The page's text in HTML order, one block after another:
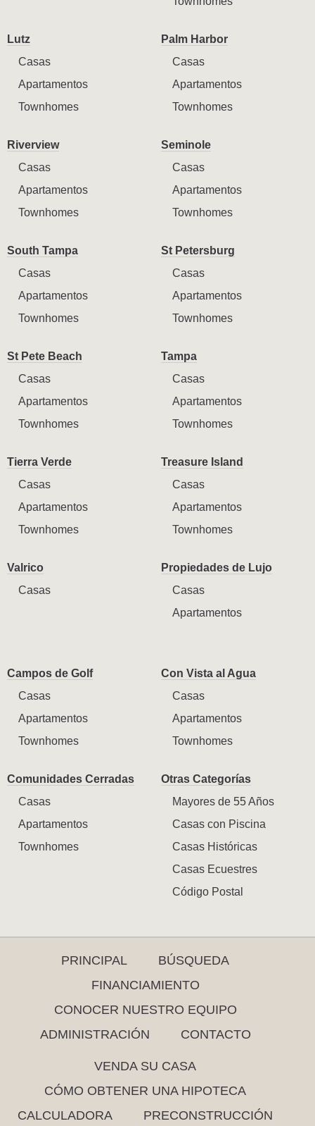
Lutz
Casas
Apartamentos
Townhomes
Palm Harbor
Casas
Apartamentos
Townhomes
Riverview
Casas
Apartamentos
Townhomes
Seminole
Casas
Apartamentos
Townhomes
South Tampa
Casas
Apartamentos
Townhomes
St Petersburg
Casas
Apartamentos
Townhomes
St Pete Beach
Casas
Apartamentos
Townhomes
Tampa
Casas
Apartamentos
Townhomes
Tierra Verde
Casas
Apartamentos
Townhomes
Treasure Island
Casas
Apartamentos
Townhomes
Valrico
Casas
Propiedades de Lujo
Casas
Apartamentos
Campos de Golf
Casas
Apartamentos
Townhomes
Con Vista al Agua
Casas
Apartamentos
Townhomes
Comunidades Cerradas
Casas
Apartamentos
Townhomes
Otras Categorías
Mayores de 55 Años
Casas con Piscina
Casas Históricas
Casas Ecuestres
Código Postal
PRINCIPAL
BÚSQUEDA
FINANCIAMIENTO
CONOCER NUESTRO EQUIPO
ADMINISTRACIÓN
CONTACTO
VENDA SU CASA
CÓMO OBTENER UNA HIPOTECA
CALCULADORA
PRECONSTRUCCIÓN